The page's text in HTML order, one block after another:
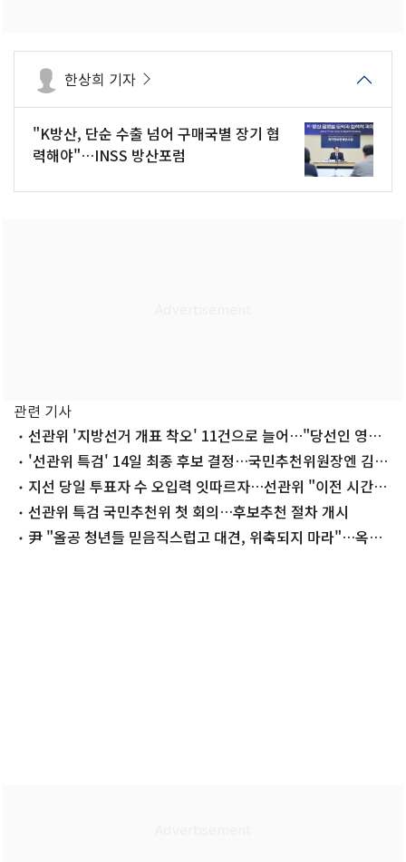
한상희 기자
"K방산, 단순 수출 넘어 구매국별 장기 협
력해야"…INSS 방산포럼
관련 기사
선관위 '지방선거 개표 착오' 11건으로 늘어…"당선인 영향
없어"
'선관위 특검' 14일 최종 후보 결정…국민추천위원장엔 김용
관 지선 당일 투표자 수 오입력 잇따르자…선관위 "이전 시간대
수정 불가"
선관위 특검 국민추천위 첫 회의…후보추천 절차 개시
尹 "올공 청년들 믿음직스럽고 대견, 위축되지 마라"…옥중